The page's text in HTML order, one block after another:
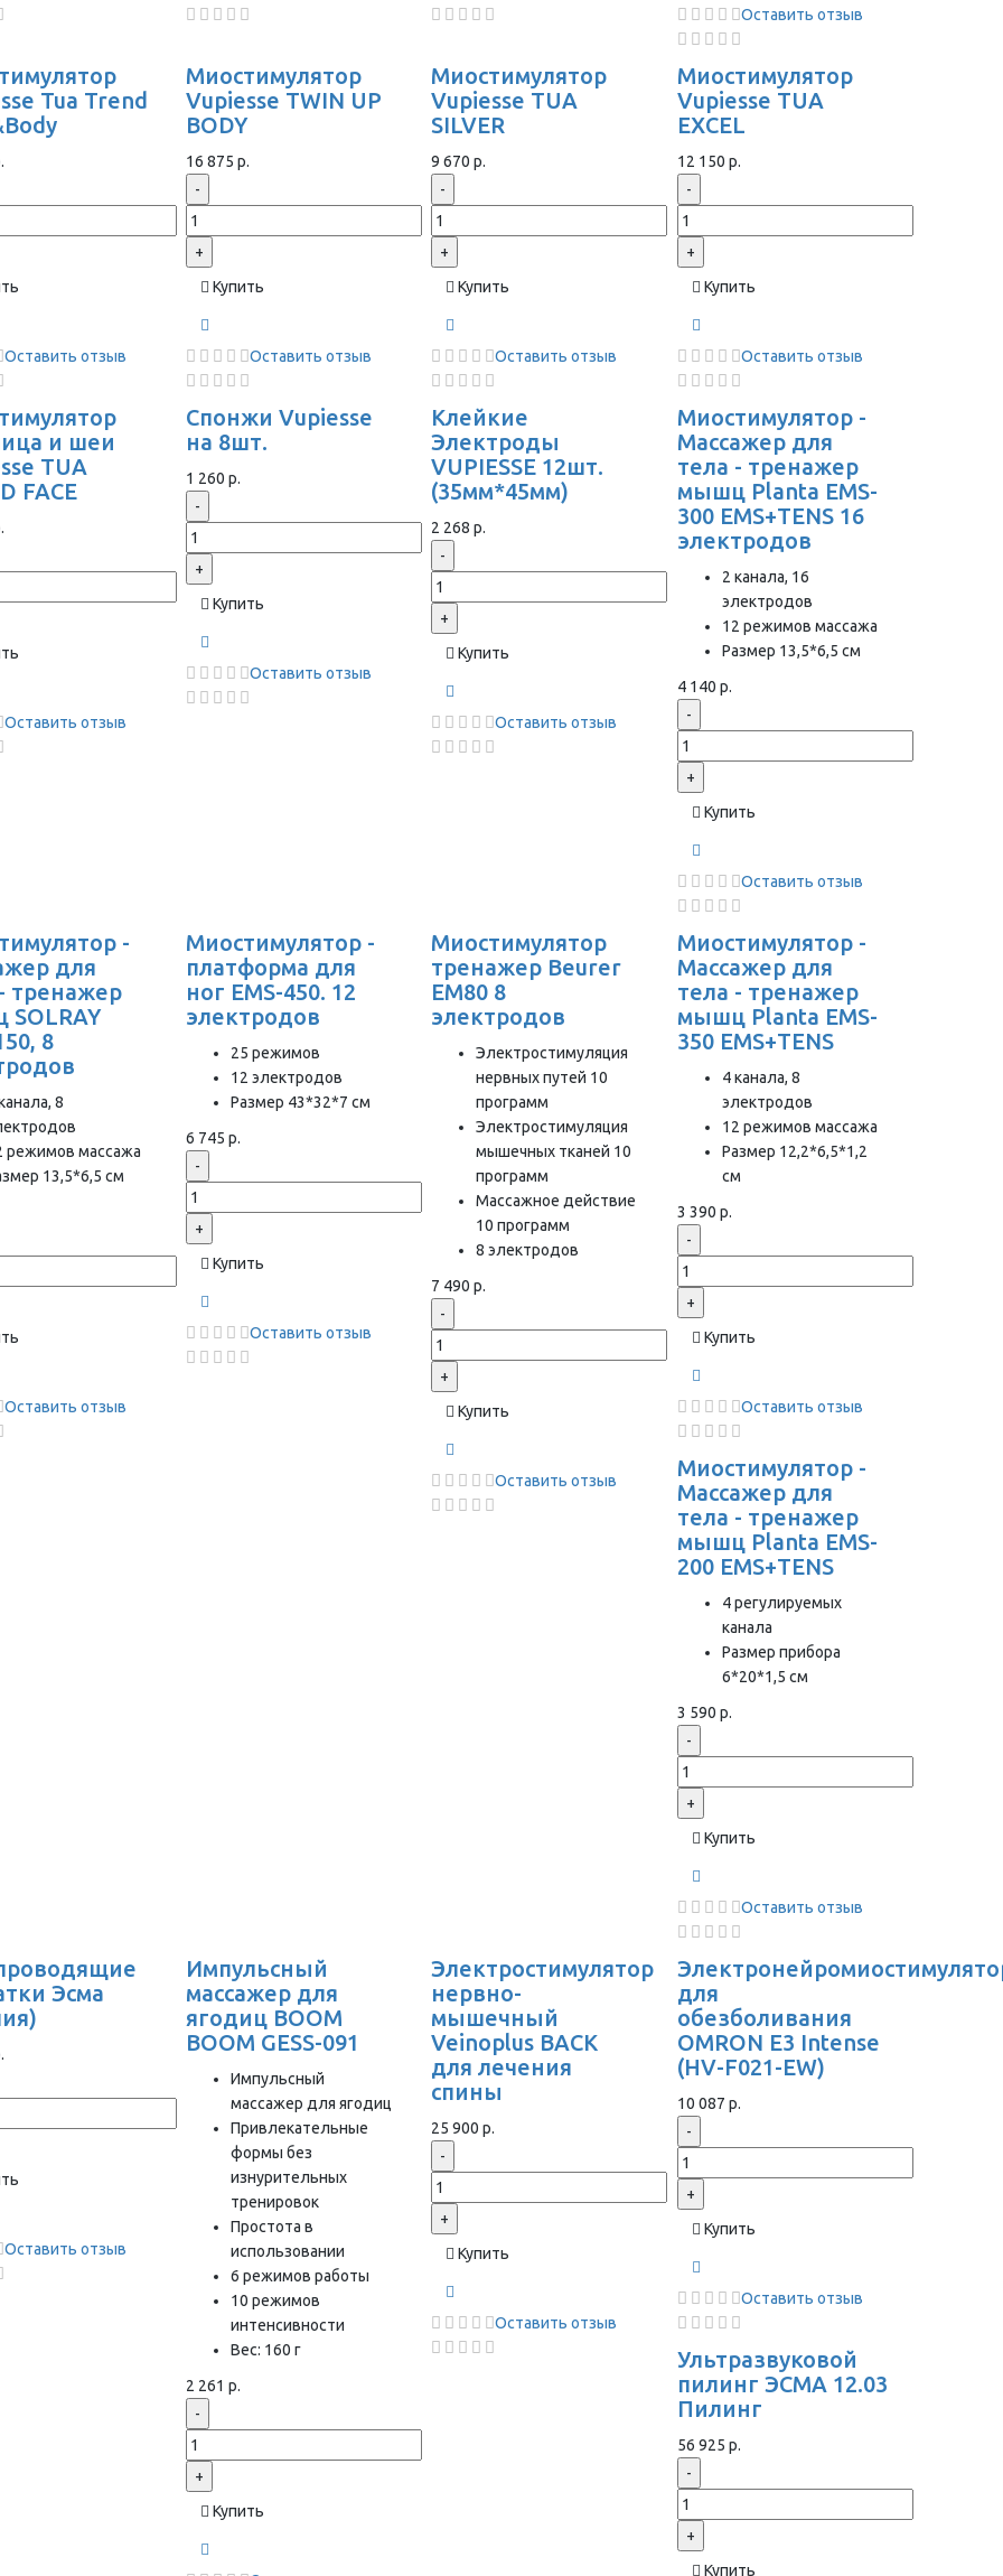
Оставить отзыв
Tua Trend
Оставить отзыв
Миостимулятор
Vupiesse TWIN UP
BODY
16 875 р.
-
+
Купить
Оставить отзыв
Миостимулятор
Vupiesse TUA
SILVER
9 670 р.
-
+
Купить
Оставить отзыв
Миостимулятор
Vupiesse TUA
EXCEL
12 150 р.
-
+
Купить
Оставить отзыв
и шеи
TUA
FACE
Оставить отзыв
Спонжи Vupiesse
на 8шт.
1 260 р.
-
+
Купить
Оставить отзыв
Клейкие
Электроды
VUPIESSE 12шт.
(35мм*45мм)
2 268 р.
-
+
Купить
Оставить отзыв
Миостимулятор -
Массажер для
тела - тренажер
мышц Planta EMS-
300 EMS+TENS 16
электродов
2 канала, 16
электродов
12 режимов массажа
Размер 13,5*6,5 см
4 140 р.
-
+
Купить
Оставить отзыв
-
для
тренажер
8
8
режимов массажа
13,5*6,5 см
Оставить отзыв
Миостимулятор -
платформа для
ног EMS-450. 12
электродов
25 режимов
12 электродов
Размер 43*32*7 см
6 745 р.
-
+
Купить
Оставить отзыв
Миостимулятор
тренажер Beurer
EM80 8
электродов
Электростимуляция
нервных путей 10
программ
Электростимуляция
мышечных тканей 10
программ
Массажное действие
10 программ
8 электродов
7 490 р.
-
+
Купить
Оставить отзыв
Миостимулятор -
Массажер для
тела - тренажер
мышц Planta EMS-
350 EMS+TENS
4 канала, 8
электродов
12 режимов массажа
Размер 12,2*6,5*1,2
см
3 390 р.
-
+
Купить
Оставить отзыв
Миостимулятор -
Массажер для
тела - тренажер
мышц Planta EMS-
200 EMS+TENS
4 регулируемых
канала
Размер прибора
6*20*1,5 см
3 590 р.
-
+
Купить
Оставить отзыв
Эсма
Оставить отзыв
Импульсный
массажер для
ягодиц BOOM
BOOM GESS-091
Импульсный
массажер для ягодиц
Привлекательные
формы без
изнурительных
тренировок
Простота в
использовании
6 режимов работы
10 режимов
интенсивности
Вес: 160 г
2 261 р.
-
+
Купить
Электростимулятор
нервно-
мышечный
Veinoplus BACK
для лечения
спины
25 900 р.
-
+
Купить
Оставить отзыв
для
обезболивания
OMRON Е3 Intense
(HV-F021-EW)
10 087 р.
-
+
Купить
Оставить отзыв
Ультразвуковой
пилинг ЭСМА 12.03
Пилинг
56 925 р.
-
+
Купить